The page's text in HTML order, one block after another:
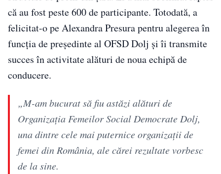
că au fost peste 600 de participante. Totodată, a
felicitat-o pe Alexandra Presura pentru alegerea în
funcția de președinte al OFSD Dolj și îi transmite
succes în activitate alături de noua echipă de
conducere.
„M-am bucurat să fiu astăzi alături de
Organizația Femeilor Social Democrate Dolj,
una dintre cele mai puternice organizații de
femei din România, ale cărei rezultate vorbesc
de la sine.